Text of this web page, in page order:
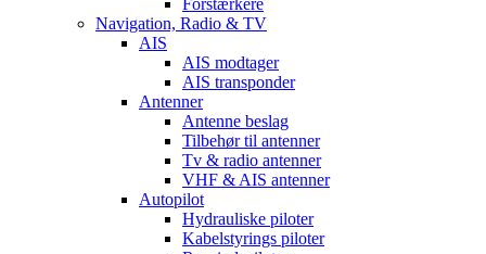
Forstærkere
Navigation, Radio & TV
AIS
AIS modtager
AIS transponder
Antenner
Antenne beslag
Tilbehør til antenner
Tv & radio antenner
VHF & AIS antenner
Autopilot
Hydrauliske piloter
Kabelstyrings piloter